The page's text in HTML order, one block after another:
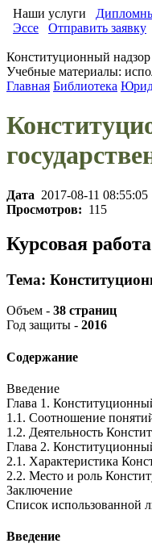
Наши услуги
Эссе
Отправить заявку
Конституционный надзор
Учебные материалы:
Главная Библиотека
Дата 2017-08-11 08:55:05
Просмотров: 115
Курсовая
Тема:
Объем - 38 страниц
Год защиты - 2016
Содержание
Введение
Глава 1.
1.1. Соотношение
1.2. Деятельность
Глава 2.
2.1. Характеристика
2.2. Место и роль
Заключение
Список использованной
Введение